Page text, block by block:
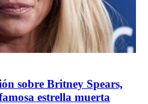
sobre Britney Spears,
estrella muerta